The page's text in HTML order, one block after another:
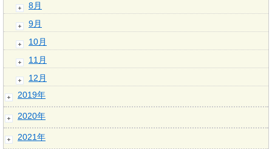
8月
9月
10月
11月
12月
2019年
2020年
2021年